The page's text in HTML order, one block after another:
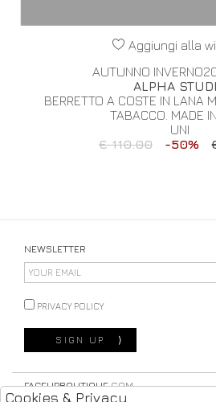
Aggiungi alla
AUTUNNO
ALPHA
BERRETTO A COSTE IN LANA
TABACCO. MADE
UNI
€ 110.00
-50%
NEWSLETTER
PRIVACY POLICY
SIGN UP ⟩
FACEUPBOUTIQUE.COM
Cookies & Privacy